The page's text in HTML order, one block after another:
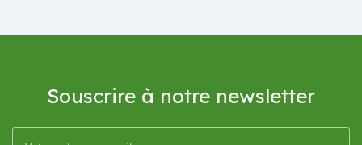
Souscrire à notre newsletter